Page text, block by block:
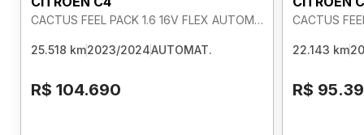
CACTUS FEEL PACK 1.6 16V FLEX AUTOMATICO
25.518 km2023/2024AUTOMAT.
R$ 104.690
CACTUS
22.143 km
R$